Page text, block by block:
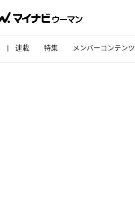
連載 特集 メンバーコンテンツ